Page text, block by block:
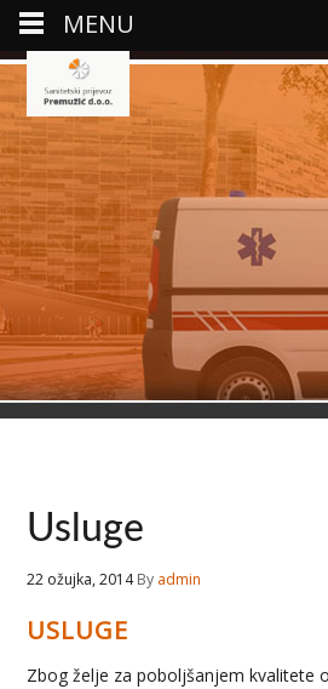
Usluge
22 ožujka, 2014By admin
USLUGE
Zbog želje za poboljšanjem kvalitete
MENU